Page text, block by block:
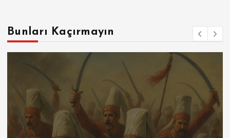
Bunları Kaçırmayın